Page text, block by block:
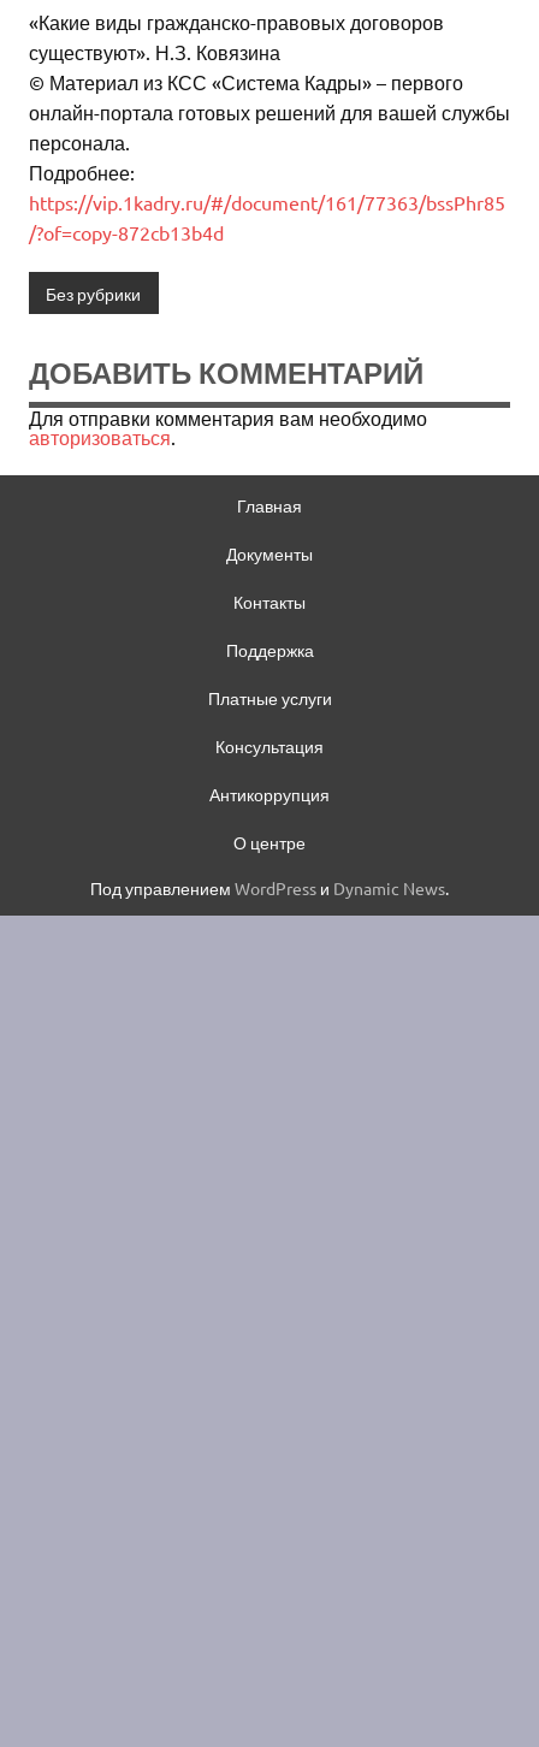
«Какие виды гражданско-правовых договоров
существуют». Н.З. Ковязина
© Материал из КСС «Система Кадры» – первого
онлайн-портала готовых решений для вашей службы
персонала.
Подробнее:
https://vip.1kadry.ru/#/document/161/77363/bssPhr85
/?of=copy-872cb13b4d
Без рубрики
ДОБАВИТЬ КОММЕНТАРИЙ
Для отправки комментария вам необходимо
авторизоваться
Главная
Документы
Контакты
Поддержка
Платные услуги
Консультация
Антикоррупция
О центре
Под управлением WordPress и Dynamic News.